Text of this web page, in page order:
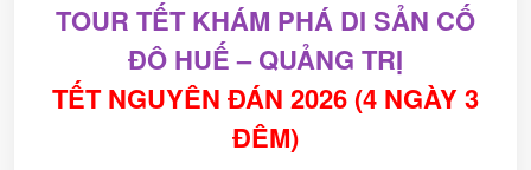
TOUR TẾT KHÁM PHÁ DI SẢN CỐ
ĐÔ HUẾ – QUẢNG TRỊ
TẾT NGUYÊN ĐÁN 2026 (4 NGÀY 3
ĐÊM)